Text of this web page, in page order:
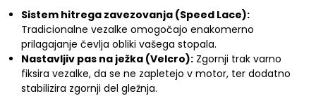
Sistem hitrega zavezovanja (Speed Lace):
Tradicionalne vezalke omogočajo enakomerno
prilagajanje čevlja obliki vašega stopala.
Nastavljiv pas na ježka (Velcro): Zgornji trak varno
fiksira vezalke, da se ne zapletejo v motor, ter dodatno
stabilizira zgornji del gležnja.